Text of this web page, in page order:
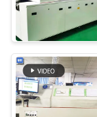
장
여
행
품
파 납